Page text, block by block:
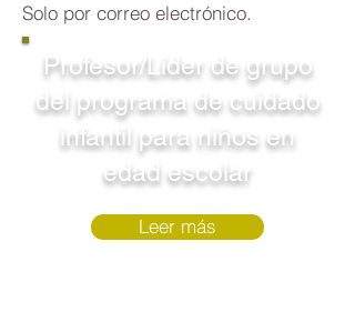
Solo por correo electrónico.
Profesor/Líder de grupo
del programa de cuidado
infantil para niños en
edad escolar
Leer más